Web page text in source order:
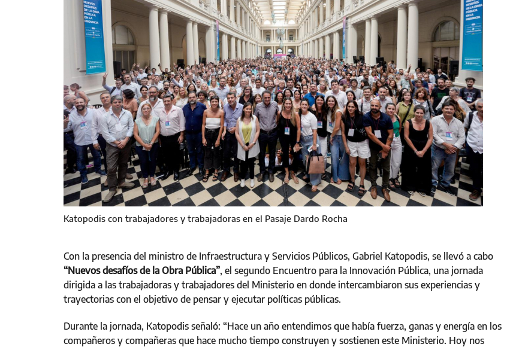
Katopodis con trabajadores y trabajadoras en el Pasaje Dardo Rocha
Con la presencia del ministro de Infraestructura y Servicios Públicos, Gabriel Katopodis, se llevó a cabo
“Nuevos desafíos de la Obra Pública”, el segundo Encuentro para la Innovación Pública, una jornada
dirigida a las trabajadoras y trabajadores del Ministerio en donde intercambiaron sus experiencias y
trayectorias con el objetivo de pensar y ejecutar políticas públicas.
Durante la jornada, Katopodis señaló: “Hace un año entendimos que había fuerza, ganas y energía en los
compañeros y compañeras que hace mucho tiempo construyen y sostienen este Ministerio. Hoy nos